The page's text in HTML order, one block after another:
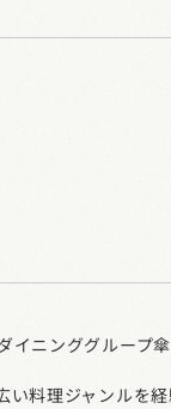
イニンググループ
い料理ジャンルを